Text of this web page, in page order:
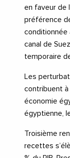
en faveur de
préférence
conditionnée
canal de
temporaire
Les
contribuent à
économie
égyptienne,
Troisième
recettes